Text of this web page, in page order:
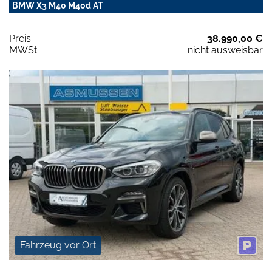
BMW X3 M40 M40d AT
Preis:
38.990,00 €
MWSt:
nicht ausweisbar
Fahrzeug vor Ort